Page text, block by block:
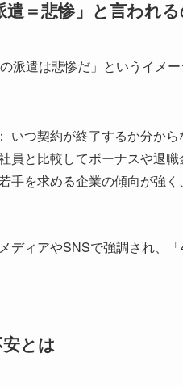
＝悲惨」と言われ
派遣は悲惨だ」というイメ
いつ契約が終了するか分か
員と比較してボーナスや退職
手を求める企業の傾向が強
ディアやSNSで強調され、
とは